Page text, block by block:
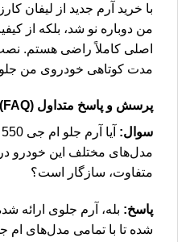
با خرید آرم جدید از لیفان
من دوباره نو شد، بلکه از
اصلی کاملاً راضی هستم.
مدت کوتاهی خودروی من جلوه
پرسش و پاسخ متداول (FAQ)
سوال:
مدل‌های مختلف این خودرو
متفاوت، سازگار است؟
پاسخ: بله، آرم جلوی ارائه